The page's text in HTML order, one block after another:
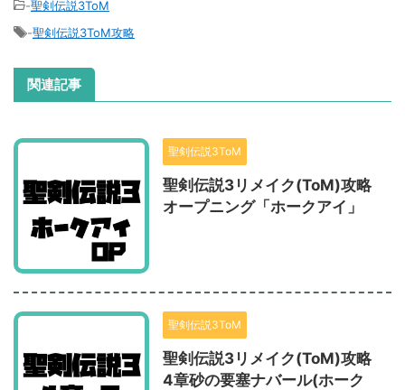
-聖剣伝説3ToM
-聖剣伝説3ToM攻略
関連記事
聖剣伝説3ToM
聖剣伝説3リメイク(ToM)攻略
オープニング「ホークアイ」
聖剣伝説3ToM
聖剣伝説3リメイク(ToM)攻略
4章砂の要塞ナバール(ホーク